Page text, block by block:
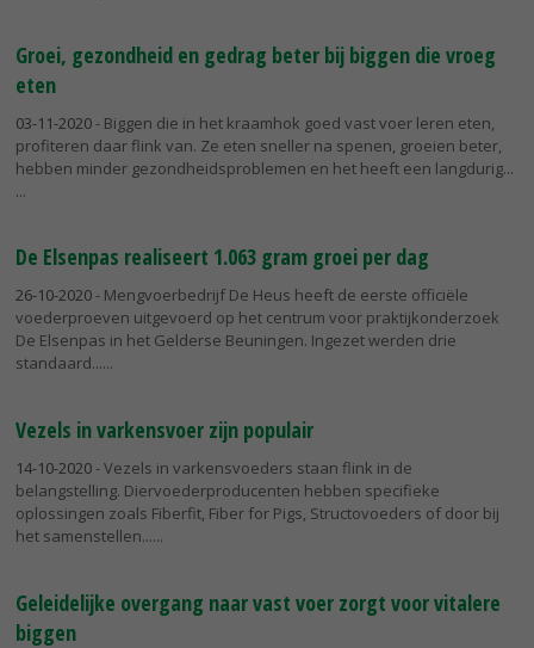
Groei, gezondheid en gedrag beter bij biggen die vroeg
eten
03-11-2020- Biggen die in het kraamhok goed vast voer leren eten,
profiteren daar flink van. Ze eten sneller na spenen, groeien beter,
hebben minder gezondheidsproblemen en het heeft een langdurig...
De Elsenpas realiseert 1.063 gram groei per dag
26-10-2020- Mengvoerbedrijf De Heus heeft de eerste officiële
voederproeven uitgevoerd op het centrum voor praktijkonderzoek
De Elsenpas in het Gelderse Beuningen. Ingezet werden drie
standaard...
Vezels in varkensvoer zijn populair
14-10-2020- Vezels in varkensvoeders staan flink in de
belangstelling. Diervoederproducenten hebben specifieke
oplossingen zoals Fiberfit, Fiber for Pigs, Structovoeders of door bij
het samenstellen...
Geleidelijke overgang naar vast voer zorgt voor vitalere
biggen